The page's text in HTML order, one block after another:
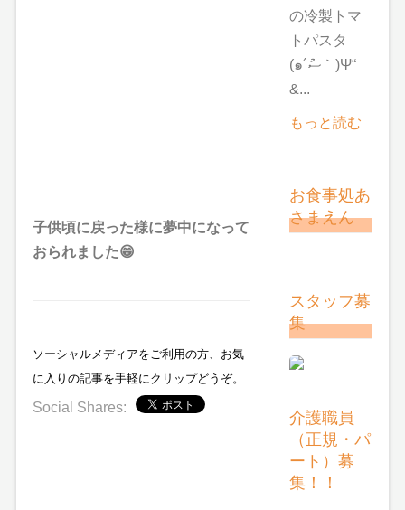
子供頃に戻った様に夢中になって
おられました😁
ソーシャルメディアをご利用の方、お気
に入りの記事を手軽にクリップどうぞ。
Social Shares:
の冷製トマ
トパスタ
(๑´ސު｀)Ψ“
&...
もっと読む
お食事処あ
さまえん
スタッフ募
集
介護職員
（正規・パ
ート）募
集！！